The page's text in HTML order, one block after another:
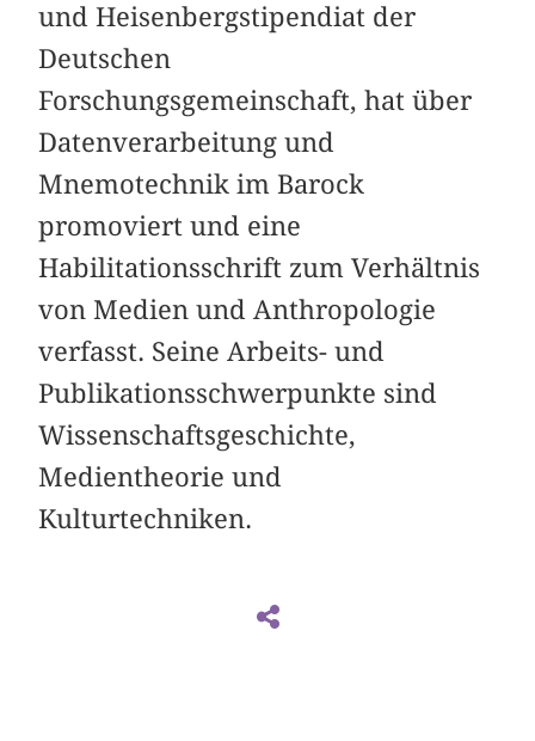
und Heisenbergstipendiat der
Deutschen
Forschungsgemeinschaft, hat über
Datenverarbeitung und
Mnemotechnik im Barock
promoviert und eine
Habilitationsschrift zum Verhältnis
von Medien und Anthropologie
verfasst. Seine Arbeits- und
Publikationsschwerpunkte sind
Wissenschaftsgeschichte,
Medientheorie und
Kulturtechniken.